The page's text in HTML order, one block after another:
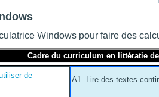
Windows pour faire des
Cadre du curriculum en littératie
de
A1. Lire des textes